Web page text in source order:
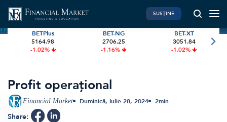
Home»Terms»Profit operațional
PIATA DE CAPITAL
International
BVB Recap
FINANTE PERSONALE
SUSȚINE
BETPlus
5164.98
-1.02%
BET-NG
2706.25
-1.16%
BET-XT
3051.84
-1.02%
Profit operațional
Financial Market Duminică, Iulie 28, 2024 2min
Share: